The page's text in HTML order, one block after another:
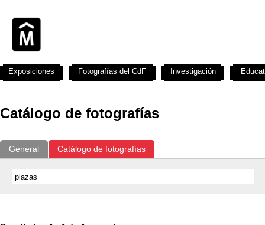
Catálogo de fotografías
General Catálogo de fotografías
Exposiciones Fotografías del CdF Investigación